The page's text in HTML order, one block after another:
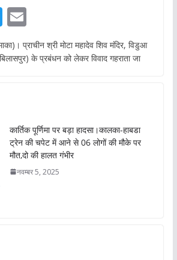
T
w
itt
E
m
ai
प्राचीन श्री मोटा महादेव शिव मंदिर, विडुआ
के प्रबंधन को लेकर विवाद गहराता जा
कार्तिक पूर्णिमा पर बड़ा हादसा।कालका-हाबडा
ट्रेन की चपेट में आने से 06 लोगों की मौके पर
मौत,दो की हालत गंभीर
नवम्बर 5, 2025